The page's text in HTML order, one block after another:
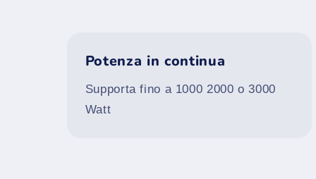
Potenza in continua
Supporta fino a 1000 2000 o 3000
Watt